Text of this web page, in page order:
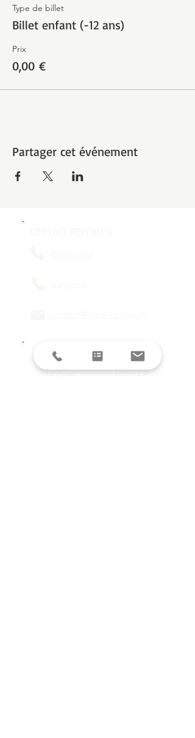
Type de billet
Billet enfant (-12 ans)
Prix
0,00 €
Partager cet événement
HORAIRES
Mar/Mer
18h - 23h